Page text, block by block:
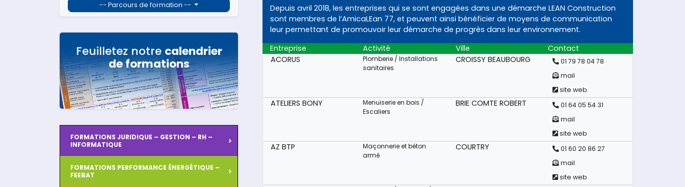
-- Parcours de formation --
Feuilletez notre calendrier
de formations
FORMATIONS JURIDIQUE – GESTION – RH –
INFORMATIQUE
FORMATIONS PERFORMANCE ÉNERGÉTIQUE –
FEEBAT
Depuis avril 2018, les entreprises qui se sont engagées dans une démarche LEAN Construction
sont membres de l’AmicaLEan 77, et peuvent ainsi bénéficier de moyens de communication
leur permettant de promouvoir leur démarche de progrès dans leur environnement.
Entreprise
Activité Ville
Contact
ACORUS
Plomberie / Installations
sanitaires
CROISSY BEAUBOURG
01 79 78 04 78
mail
site web
ATELIERS BONY
Menuiserie en bois /
Escaliers
BRIE COMTE ROBERT
01 64 05 54 31
mail
site web
AZ BTP
Maçonnerie et béton
armé
COURTRY
01 60 20 86 27
mail
site web